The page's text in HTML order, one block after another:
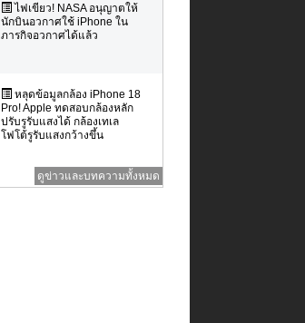
ไฟเขียว! NASA อนุญาตให้
นักบินอวกาศใช้ iPhone ใน
ภารกิจอวกาศได้แล้ว
หลุดข้อมูลกล้อง iPhone 18
Pro! Apple ทดสอบกล้องหลัก
ปรับรูรับแสงได้ กล้องเทเล
โฟโต้รูรับแสงกว้างขึ้น
ดูข่าวและบทความทั้งหมด